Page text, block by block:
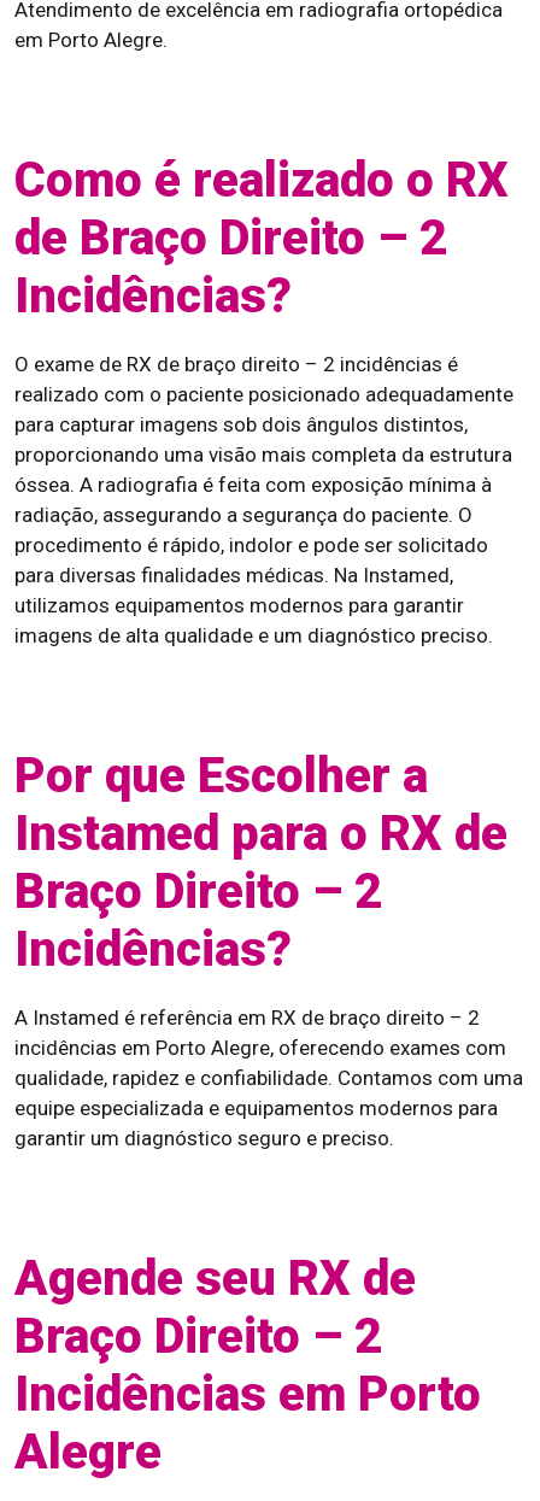
Atendimento de excelência em radiografia ortopédica
em Porto Alegre.
Como é realizado o RX
de Braço Direito – 2
Incidências?
O exame de RX de braço direito – 2 incidências é
realizado com o paciente posicionado adequadamente
para capturar imagens sob dois ângulos distintos,
proporcionando uma visão mais completa da estrutura
óssea. A radiografia é feita com exposição mínima à
radiação, assegurando a segurança do paciente. O
procedimento é rápido, indolor e pode ser solicitado
para diversas finalidades médicas. Na Instamed,
utilizamos equipamentos modernos para garantir
imagens de alta qualidade e um diagnóstico preciso.
Por que Escolher a
Instamed para o RX de
Braço Direito – 2
Incidências?
A Instamed é referência em RX de braço direito – 2
incidências em Porto Alegre, oferecendo exames com
qualidade, rapidez e confiabilidade. Contamos com uma
equipe especializada e equipamentos modernos para
garantir um diagnóstico seguro e preciso.
Agende seu RX de
Braço Direito – 2
Incidências em Porto
Alegre